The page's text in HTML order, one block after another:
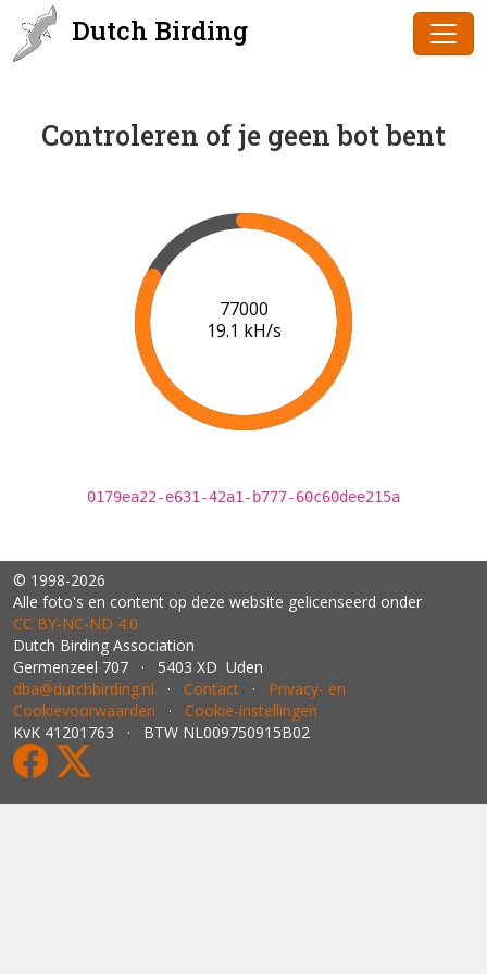
Dutch Birding
Controleren of je geen bot bent
78000
19.2 kH/s
0179ea22-e631-42a1-b777-60c60dee215a
© 1998-2026
Alle foto's en content op deze website gelicenseerd onder
CC BY‑NC‑ND 4.0
Dutch Birding Association
Germenzeel 707 · 5403 XD Uden
dba@dutchbirding.nl · Contact · Privacy- en
Cookievoorwaarden · Cookie-instellingen
KvK 41201763 · BTW NL009750915B02